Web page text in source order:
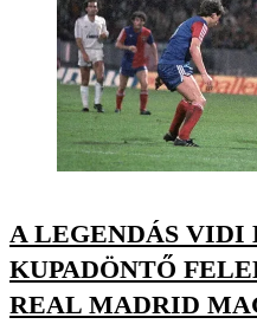
A LEGENDÁS VIDI
KUPADÖNTŐ
REAL MADRID